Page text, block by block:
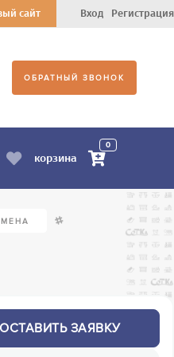
Вход Регистрация
сайт
ОБРАТНЫЙ ЗВОНОК
0
корзина
/
ОСТАВИТЬ ЗАЯВКУ